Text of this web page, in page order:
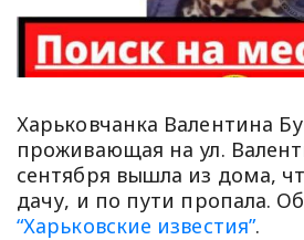
Харьковчанка Валентина
проживающая на ул.
сентября вышла из дома,
дачу, и по пути пропала.
“Харьковские известия”.